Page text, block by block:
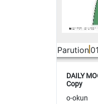
Parution
DAILY
Copy
o-okun